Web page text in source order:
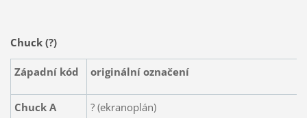
Chuck (?)
Západní kód originální označení
Chuck A ? (ekranoplán)